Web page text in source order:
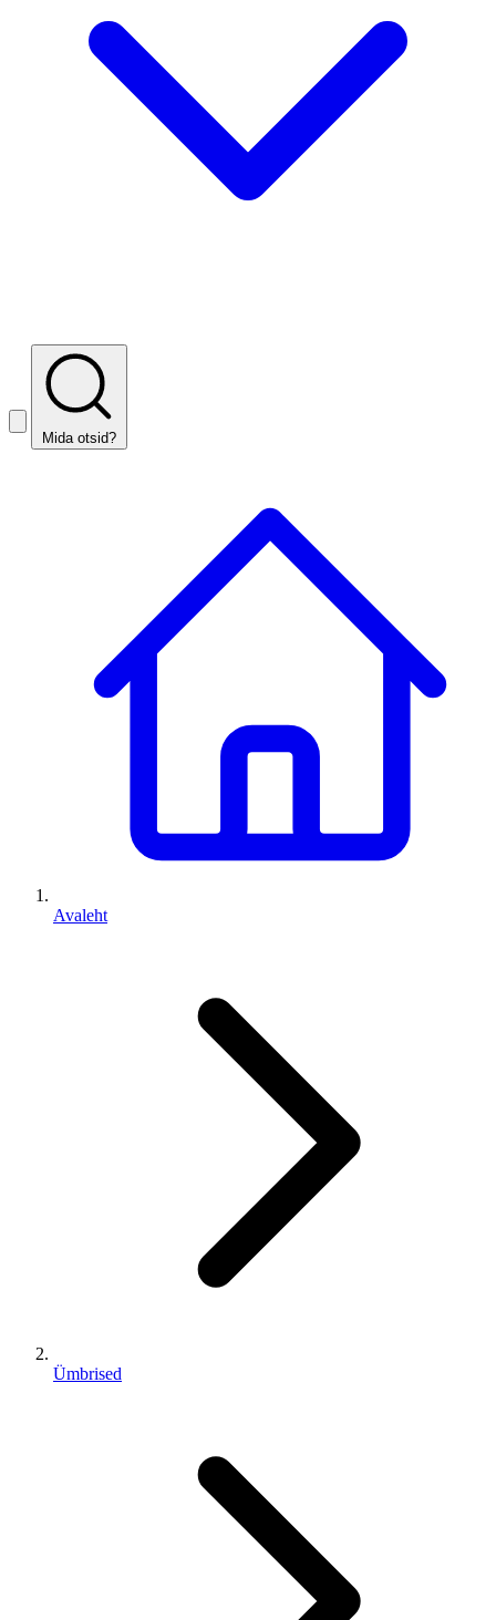
Mida otsid?
Avaleht
Ümbrised